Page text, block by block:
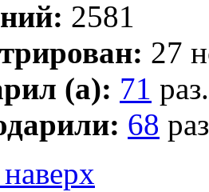
2581
27
(а): 71 раз.
68